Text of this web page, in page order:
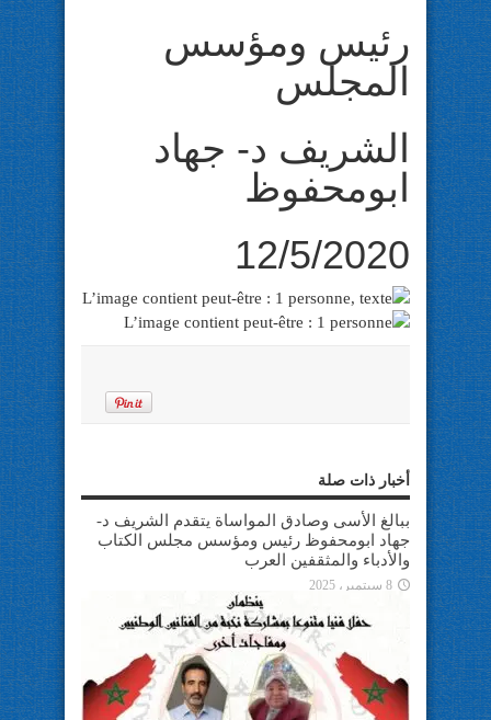
رئيس ومؤسس
المجلس
الشريف د- جهاد
ابومحفوظ
12/5/2020
أخبار ذات صلة
ببالغ الأسى وصادق المواساة يتقدم الشريف د-
جهاد ابومحفوظ رئيس ومؤسس مجلس الكتاب
والأدباء والمثقفين العرب
8 سبتمبر، 2025